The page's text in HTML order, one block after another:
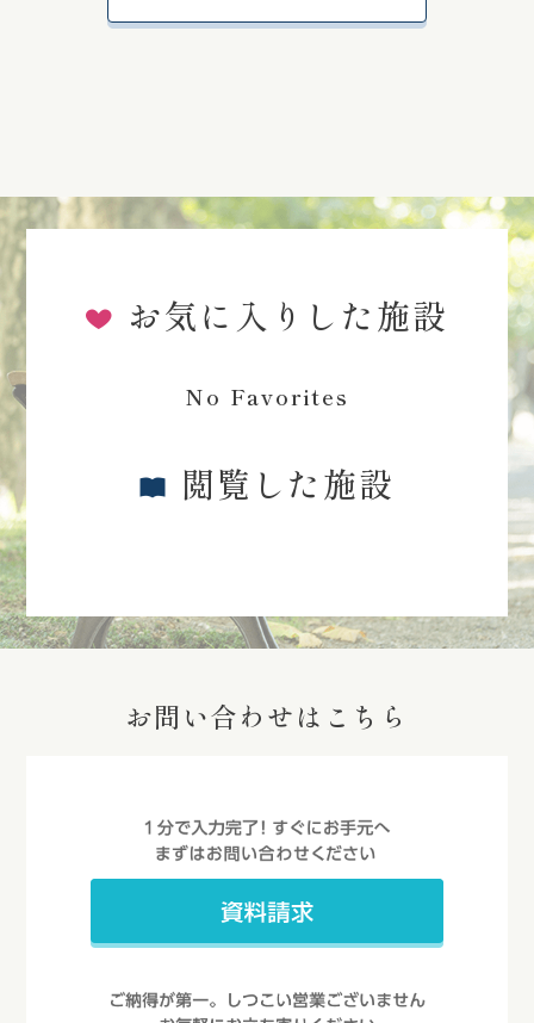
お気に入りした施設
No Favorites
閲覧した施設
お問い合わせはこちら